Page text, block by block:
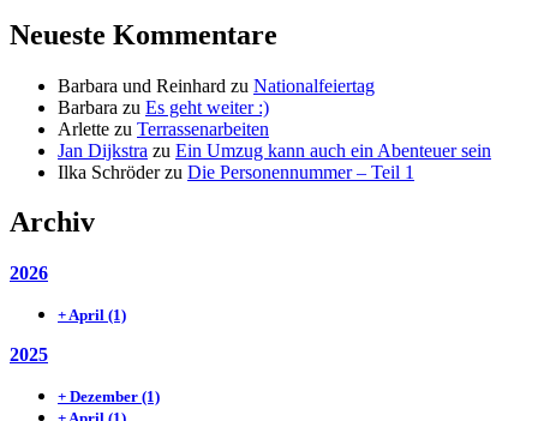
Neueste Kommentare
Barbara und Reinhard zu Nationalfeiertag
Barbara zu Es geht weiter :)
Arlette zu Terrassenarbeiten
Jan Dijkstra zu Ein Umzug kann auch ein Abenteuer sein
Ilka Schröderzu Die Personennummer – Teil 1
Archiv
2026
+April (1)
2025
+ Dezember (1)